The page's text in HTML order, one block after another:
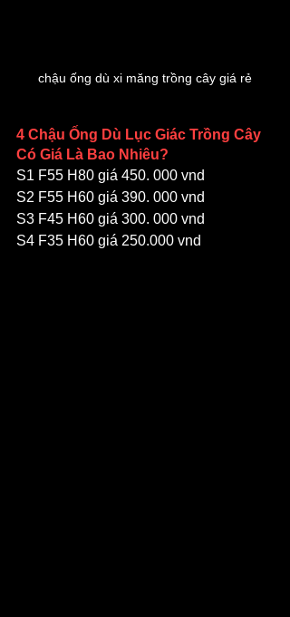
chậu ống dù xi măng trồng cây giá rẻ
4 Chậu Ống Dù Lục Giác Trồng Cây
Có Giá Là Bao Nhiêu?
S1 F55 H80 giá 450. 000 vnd
S2 F55 H60 giá 390. 000 vnd
S3 F45 H60 giá 300. 000 vnd
S4 F35 H60 giá 250.000 vnd